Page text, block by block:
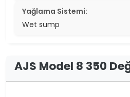
Yağlama Sistemi:
Wet sump
AJS Model 8 350